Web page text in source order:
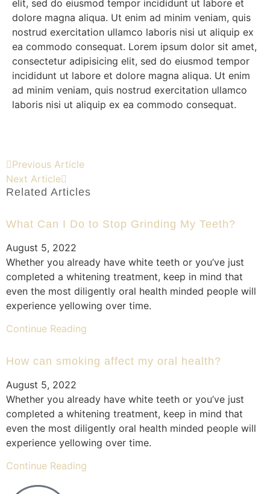
elit, sed do eiusmod tempor incididunt ut labore et
dolore magna aliqua. Ut enim ad minim veniam, quis
nostrud exercitation ullamco laboris nisi ut aliquip ex
ea commodo consequat. Lorem ipsum dolor sit amet,
consectetur adipisicing elit, sed do eiusmod tempor
incididunt ut labore et dolore magna aliqua. Ut enim
ad minim veniam, quis nostrud exercitation ullamco
laboris nisi ut aliquip ex ea commodo consequat.
Previous Article
Next Article
Related Articles
What Can I Do to Stop Grinding My Teeth?
August 5, 2022
Whether you already have white teeth or you’ve just
completed a whitening treatment, keep in mind that
even the most diligently oral health minded people will
experience yellowing over time.
Continue Reading
How can smoking affect my oral health?
August 5, 2022
Whether you already have white teeth or you’ve just
completed a whitening treatment, keep in mind that
even the most diligently oral health minded people will
experience yellowing over time.
Continue Reading